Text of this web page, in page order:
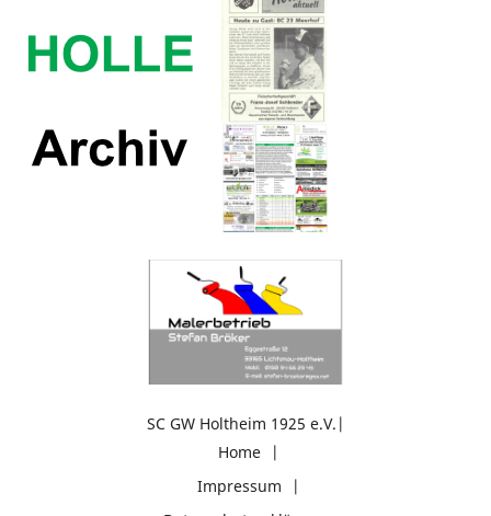
SC GW Holtheim 1925 e.V.
Home
Impressum